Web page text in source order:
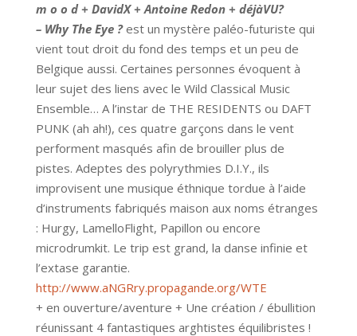
m o o d + DavidX + Antoine Redon + déjàVU?
– Why The Eye ?est un mystère paléo-futuriste qui
vient tout droit du fond des temps et un peu de
Belgique aussi. Certaines personnes évoquent à
leur sujet des liens avec le Wild Classical Music
Ensemble… A l’instar de THE RESIDENTS ou DAFT
PUNK (ah ah!), ces quatre garçons dans le vent
performent masqués afin de brouiller plus de
pistes. Adeptes des polyrythmies D.I.Y., ils
improvisent une musique éthnique tordue à l’aide
d’instruments fabriqués maison aux noms étranges
: Hurgy, LamelloFlight, Papillon ou encore
microdrumkit. Le trip est grand, la danse infinie et
l’extase garantie.
http://www.aNGRry.propagande.org/WTE
+ en ouverture/aventure + Une création / ébullition
réunissant 4 fantastiques arghtistes équilibristes !